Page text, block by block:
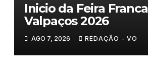
Inicio da Feira Franca
Valpaços 2026
AGO 7, 2026 REDAÇÃO - VO